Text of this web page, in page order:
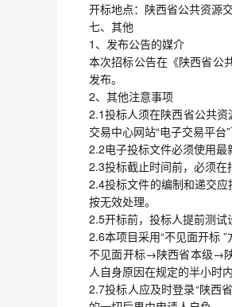
开标地点：陕西省公共资源
七、其他
1、发布公告的媒介
本次招标公告在《陕西省公
发布。
2、其他注意事项
2.1投标人须在陕西省公共
交易中心网站“电子交易平台
2.2电子投标文件必须使用最
2.3投标截止时间前，必须在
2.4投标文件的编制和递交
按无效处理。
2.5开标前，投标人提前测试
2.6本项目采用“不见面开标
不见面开标→陕西省本级→
人自身原因在规定的半小时
2.7投标人应及时登录“陕西